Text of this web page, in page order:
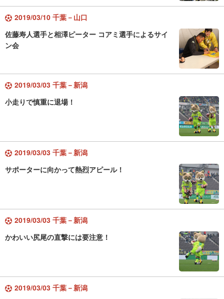
2019/03/10 千葉－山口
佐藤寿人選手と相澤ピーター コアミ選手によるサイ
ン会
2019/03/03 千葉－新潟
小走りで慎重に退場！
2019/03/03 千葉－新潟
サポーターに向かって熱烈アピール！
2019/03/03 千葉－新潟
かわいい尻尾の直撃には要注意！
2019/03/03 千葉－新潟